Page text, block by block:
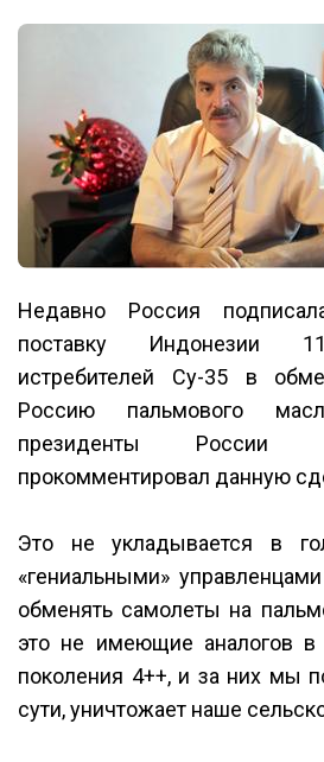
Недавно Россия
поставку Индонезии
истребителей Су-35 в
Россию пальмового
президенты России
прокомментировал данную
Это не укладывается в
«гениальными»
обменять самолеты на
это не имеющие аналогов в
поколения 4++, и за них мы
сути, уничтожает наше